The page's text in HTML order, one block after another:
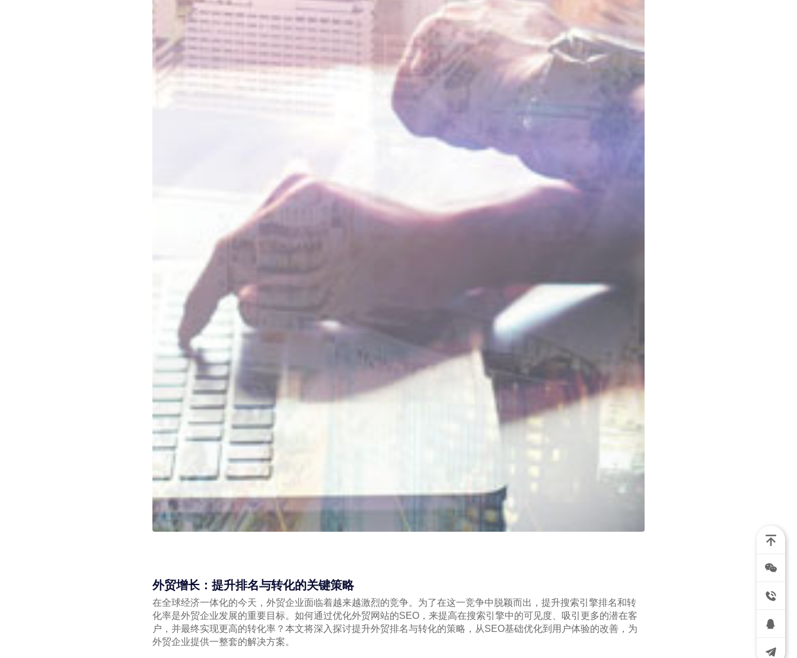
外贸增长：提升排名与转化的关键策略
在全球经济一体化的今天，外贸企业面临着越来越激烈的竞争。为了在这一竞争中脱颖而出，提升搜索引擎排名和转
化率是外贸企业发展的重要目标。如何通过优化外贸网站的SEO，来提高在搜索引擎中的可见度、吸引更多的潜在客
户，并最终实现更高的转化率？本文将深入探讨提升外贸排名与转化的策略，从SEO基础优化到用户体验的改善，为
外贸企业提供一整套的解决方案。